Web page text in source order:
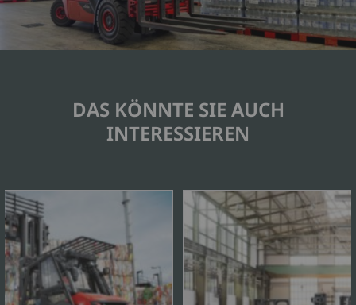
DAS KÖNNTE SIE AUCH
INTERESSIEREN